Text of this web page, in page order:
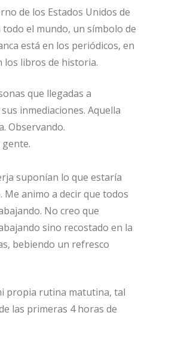
de los Estados Unidos de
todo el mundo, un símbolo de
está en los periódicos, en
los libros de historia.
que llegadas a
inmediaciones. Aquella
Observando.
suponían lo que estaría
animo a decir que todos
No creo que
sino recostado en la
bebiendo un refresco
propia rutina matutina, tal
las primeras 4 horas de